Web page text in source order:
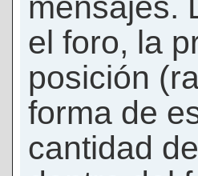
el foro, la
posición
forma de
cantidad